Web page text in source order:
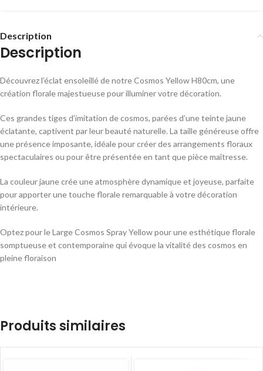
Description
Description
Découvrez l’éclat ensoleillé de notre Cosmos Yellow H80cm, une
création florale majestueuse pour illuminer votre décoration.
Ces grandes tiges d’imitation de cosmos, parées d’une teinte jaune
éclatante, captivent par leur beauté naturelle. La taille généreuse offre
une présence imposante, idéale pour créer des arrangements floraux
spectaculaires ou pour être présentée en tant que pièce maîtresse.
La couleur jaune crée une atmosphère dynamique et joyeuse, parfaite
pour apporter une touche florale remarquable à votre décoration
intérieure.
Optez pour le Large Cosmos Spray Yellow pour une esthétique florale
somptueuse et contemporaine qui évoque la vitalité des cosmos en
pleine floraison
Produits similaires